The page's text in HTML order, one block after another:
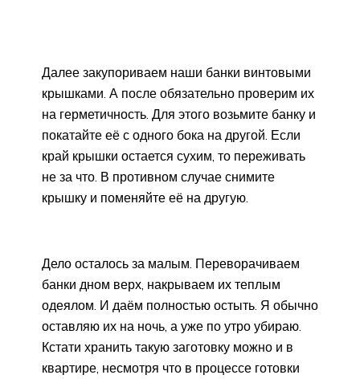
Далее закупориваем наши банки винтовыми
крышками. А после обязательно проверим их
на герметичность. Для этого возьмите банку и
покатайте её с одного бока на другой. Если
край крышки остается сухим, то переживать
не за что. В противном случае снимите
крышку и поменяйте её на другую.
Дело осталось за малым. Переворачиваем
банки дном верх, накрываем их теплым
одеялом. И даём полностью остыть. Я обычно
оставляю их на ночь, а уже по утро убираю.
Кстати хранить такую заготовку можно и в
квартире, несмотря что в процессе готовки